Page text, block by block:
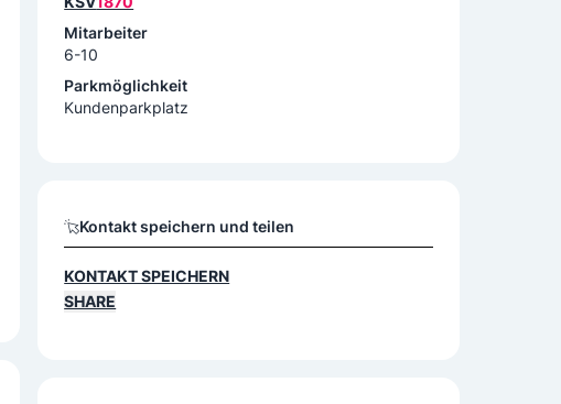
Mitarbeiter
6-10
Parkmöglichkeit
Kundenparkplatz
Kontakt speichern und teilen
KONTAKT SPEICHERN
SHARE